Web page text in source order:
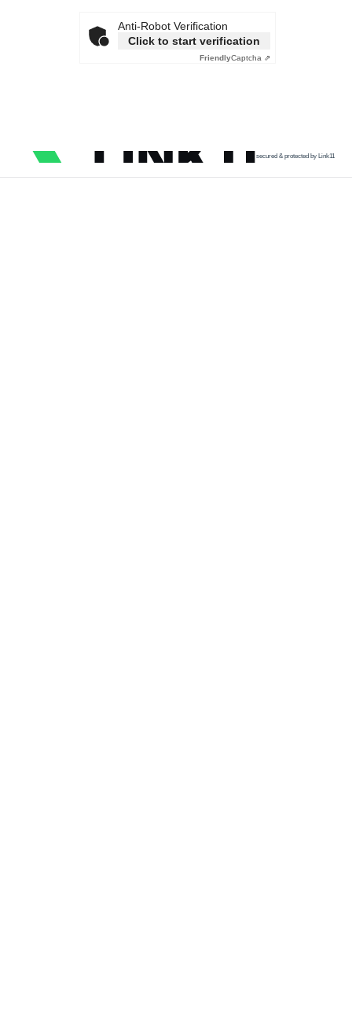
Anti-Robot Verification
Click to start verification
FriendlyCaptcha ⇗
secured & protected by Link11